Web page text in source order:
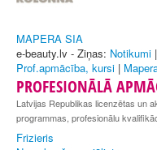
MAPERA SIA
e-beauty.lv - Ziņas: Notikumi |
Prof.apmācība, kursi |
PROFESIONĀLĀ
Latvijas Republikas licenzētas un
programmas, profesionālu
Frizieris